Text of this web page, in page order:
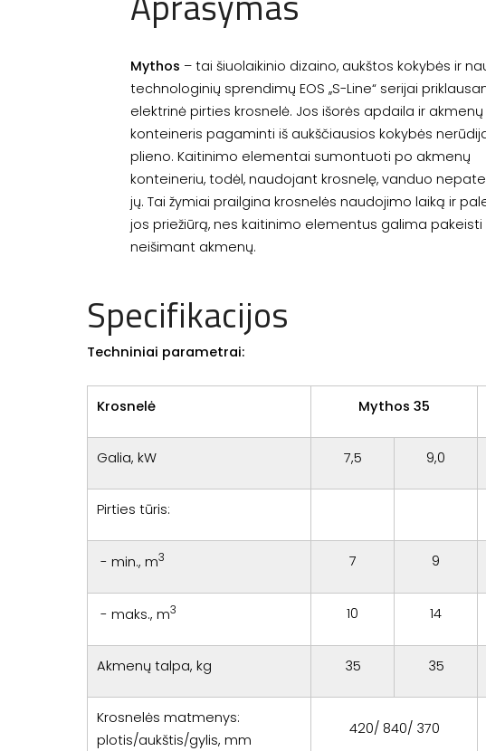
Mythos – tai šiuolaikinio dizaino, aukštos kokybės ir
technologinių sprendimų EOS ,,S-Line“ serijai
elektrinė pirties krosnelė. Jos išorės apdaila ir akmenų
konteineris pagaminti iš aukščiausios kokybės
plieno. Kaitinimo elementai sumontuoti po akmenų
konteineriu, todėl, naudojant krosnelę, vanduo
jų. Tai žymiai prailgina krosnelės naudojimo laiką ir
jos priežiūrą, nes kaitinimo elementus galima pakeisti
neišimant akmenų.
Specifikacijos
Techniniai parametrai:
Krosnelė Mythos 35
Galia, kW 7,5 9,0
Pirties tūris:
- min., m3 7 9
- maks., m3 10 14
Akmenų talpa, kg 35 35
Krosnelės matmenys:
plotis/aukštis/gylis, mm
420/ 840/ 370